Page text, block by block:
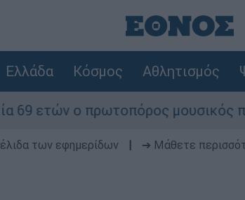
Ελλάδα Κόσμος Αθλητισμός
μουσικός παραγωγός,
των εφημερίδων ➔ Μάθετε